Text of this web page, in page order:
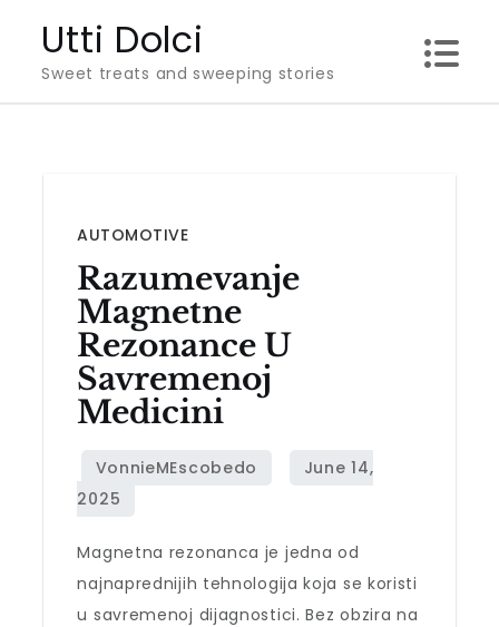
content
Utti Dolci
Sweet treats and sweeping stories
AUTOMOTIVE
Razumevanje
Magnetne
Rezonance U
Savremenoj
Medicini
Magnetna rezonanca je jedna od
najnaprednijih tehnologija koja se koristi
u savremenoj dijagnostici. Bez obzira na